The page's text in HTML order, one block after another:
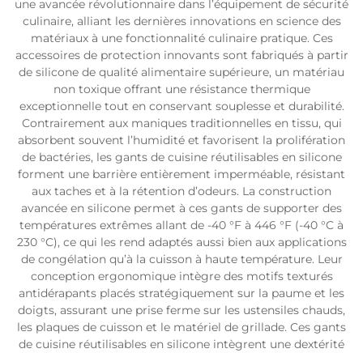
une avancée révolutionnaire dans l’équipement de sécurité
culinaire, alliant les dernières innovations en science des
matériaux à une fonctionnalité culinaire pratique. Ces
accessoires de protection innovants sont fabriqués à partir
de silicone de qualité alimentaire supérieure, un matériau
non toxique offrant une résistance thermique
exceptionnelle tout en conservant souplesse et durabilité.
Contrairement aux maniques traditionnelles en tissu, qui
absorbent souvent l’humidité et favorisent la prolifération
de bactéries, les gants de cuisine réutilisables en silicone
forment une barrière entièrement imperméable, résistant
aux taches et à la rétention d’odeurs. La construction
avancée en silicone permet à ces gants de supporter des
températures extrêmes allant de -40 °F à 446 °F (-40 °C à
230 °C), ce qui les rend adaptés aussi bien aux applications
de congélation qu’à la cuisson à haute température. Leur
conception ergonomique intègre des motifs texturés
antidérapants placés stratégiquement sur la paume et les
doigts, assurant une prise ferme sur les ustensiles chauds,
les plaques de cuisson et le matériel de grillade. Ces gants
de cuisine réutilisables en silicone intègrent une dextérité